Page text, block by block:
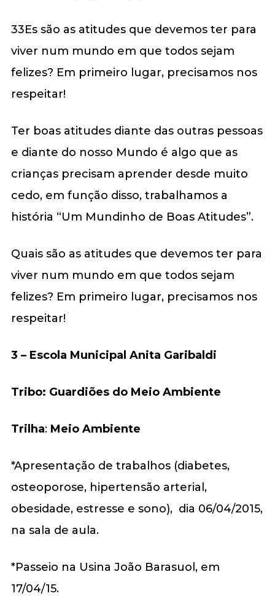
33Es são as atitudes que devemos ter para
viver num mundo em que todos sejam
felizes? Em primeiro lugar, precisamos nos
respeitar!
Ter boas atitudes diante das outras pessoas
e diante do nosso Mundo é algo que as
crianças precisam aprender desde muito
cedo, em função disso, trabalhamos a
história “Um Mundinho de Boas Atitudes”.
Quais são as atitudes que devemos ter para
viver num mundo em que todos sejam
felizes? Em primeiro lugar, precisamos nos
respeitar!
3 – Escola Municipal Anita Garibaldi
Tribo: Guardiões do Meio Ambiente
Trilha: Meio Ambiente
*Apresentação de trabalhos (diabetes,
osteoporose, hipertensão arterial,
obesidade, estresse e sono), dia 06/04/2015,
na sala de aula.
*Passeio na Usina João Barasuol, em
17/04/15.